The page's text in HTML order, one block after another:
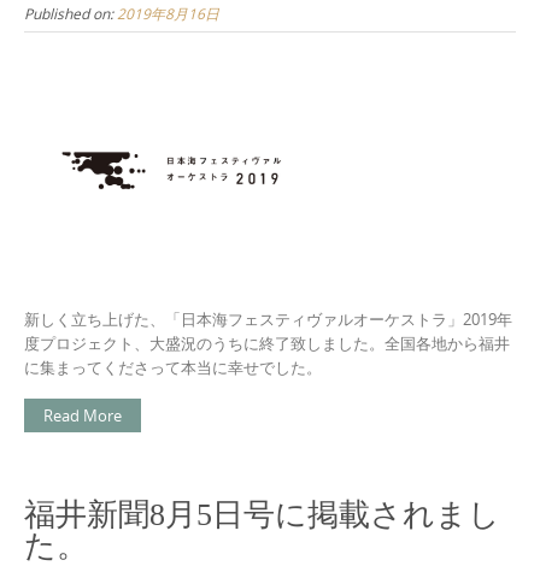
Published on:2019年8月16日
新しく立ち上げた、「日本海フェスティヴァルオーケストラ」2019年
度プロジェクト、大盛況のうちに終了致しました。全国各地から福井
に集まってくださって本当に幸せでした。
Read More
福井新聞8月5日号に掲載されまし
た。